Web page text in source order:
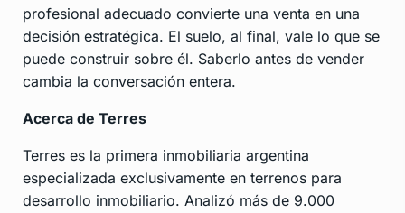
profesional adecuado convierte una venta en una
decisión estratégica. El suelo, al final, vale lo que se
puede construir sobre él. Saberlo antes de vender
cambia la conversación entera.
Acerca de Terres
Terres es la primera inmobiliaria argentina
especializada exclusivamente en terrenos para
desarrollo inmobiliario. Analizó más de 9.000